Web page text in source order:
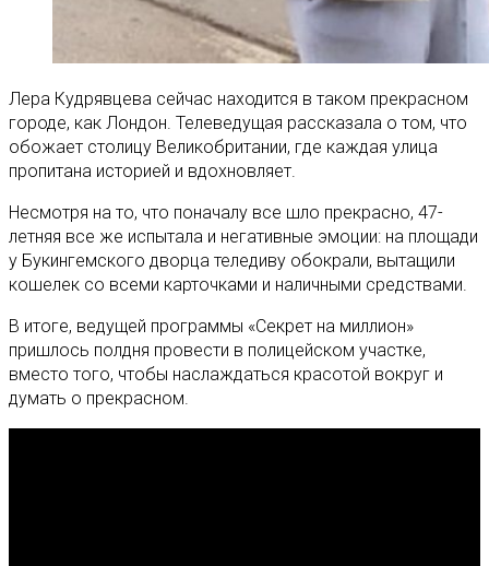
Лера Кудрявцева сейчас находится в таком прекрасном
городе, как Лондон. Телеведущая рассказала о том, что
обожает столицу Великобритании, где каждая улица
пропитана историей и вдохновляет.
Несмотря на то, что поначалу все шло прекрасно, 47-
летняя все же испытала и негативные эмоции: на площади
у Букингемского дворца теледиву обокрали, вытащили
кошелек со всеми карточками и наличными средствами.
В итоге, ведущей программы «Секрет на миллион»
пришлось полдня провести в полицейском участке,
вместо того, чтобы наслаждаться красотой вокруг и
думать о прекрасном.